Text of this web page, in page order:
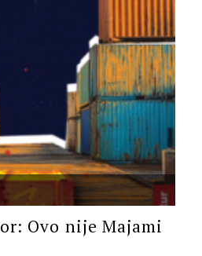
Ovo nije Majami